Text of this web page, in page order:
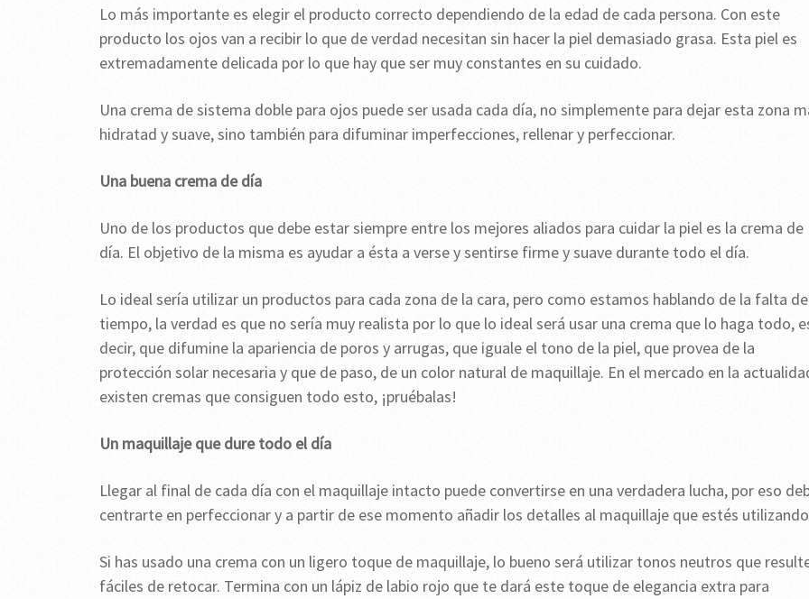
Lo más importante es elegir el producto correcto dependiendo de la edad de cada persona. Con este
producto los ojos van a recibir lo que de verdad necesitan sin hacer la piel demasiado grasa. Esta piel es
extremadamente delicada por lo que hay que ser muy constantes en su cuidado.
Una crema de sistema doble para ojos puede ser usada cada día, no simplemente para dejar esta zona
hidratad y suave, sino también para difuminar imperfecciones, rellenar y perfeccionar.
Una buena crema de día
Uno de los productos que debe estar siempre entre los mejores aliados para cuidar la piel es la crema de
día. El objetivo de la misma es ayudar a ésta a verse y sentirse firme y suave durante todo el día.
Lo ideal sería utilizar un productos para cada zona de la cara, pero como estamos hablando de la falta de
tiempo, la verdad es que no sería muy realista por lo que lo ideal será usar una crema que lo haga todo,
decir, que difumine la apariencia de poros y arrugas, que iguale el tono de la piel, que provea de la
protección solar necesaria y que de paso, de un color natural de maquillaje. En el mercado en la
existen cremas que consiguen todo esto, ¡pruébalas!
Un maquillaje que dure todo el día
Llegar al final de cada día con el maquillaje intacto puede convertirse en una verdadera lucha, por eso
centrarte en perfeccionar y a partir de ese momento añadir los detalles al maquillaje que estés
Si has usado una crema con un ligero toque de maquillaje, lo bueno será utilizar tonos neutros que
fáciles de retocar. Termina con un lápiz de labio rojo que te dará este toque de elegancia extra para